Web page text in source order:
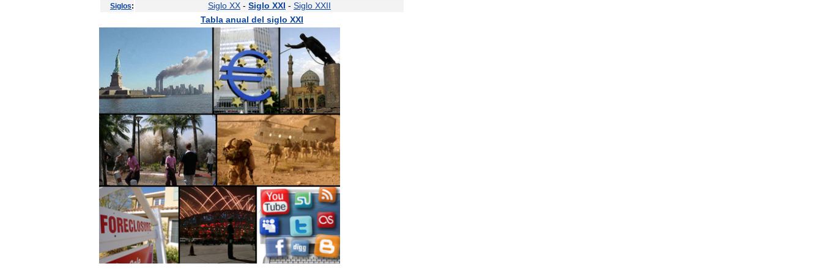
Siglos: Siglo XX - Siglo XXI - Siglo XXII
Tabla anual del siglo XXI